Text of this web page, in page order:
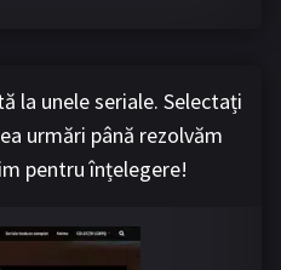
la unele seriale. Selectați
urmări până rezolvăm
pentru înțelegere!